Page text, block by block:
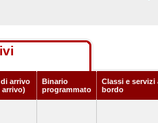
arrivo
arrivo)
Binario
programmato
Classi e servizi
bordo